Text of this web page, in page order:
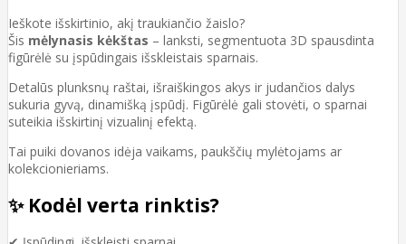
Ieškote išskirtinio, akį traukiančio žaislo?
Šis mėlynasis kėkštas – lanksti, segmentuota 3D spausdinta
figūrėlė su įspūdingais išskleistais sparnais.
Detalūs plunksnų raštai, išraiškingos akys ir judančios dalys
sukuria gyvą, dinamišką įspūdį. Figūrėlė gali stovėti, o sparnai
suteikia išskirtinį vizualinį efektą.
Tai puiki dovanos idėja vaikams, paukščių mylėtojams ar
kolekcionieriams.
✨ Kodėl verta rinktis?